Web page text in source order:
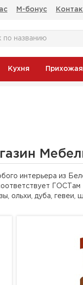
М-бонус
Кухня Прихожая
интерьера из
ольхи, дуба,